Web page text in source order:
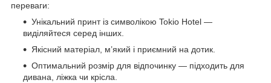
переваги:
Унікальний принт із символікою Tokio Hotel —
виділяйтеся серед інших.
Якісний матеріал, м’який і приємний на дотик.
Оптимальний розмір для відпочинку — підходить для
дивана, ліжка чи крісла.